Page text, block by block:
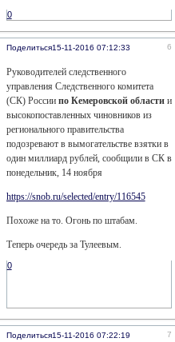
0
Поделиться 6
15-11-2016 07:12:33
Руководителей следственного
управления Следственного комитета
(СК) России по Кемеровской области и
высокопоставленных чиновников из
регионального правительства
подозревают в вымогательстве взятки в
один миллиард рублей, сообщили в СК в
понедельник, 14 ноября
https://snob.ru/selected/entry/116545
Похоже на то. Огонь по штабам.
Теперь очередь за Тулеевым.
0
Поделиться 7
15-11-2016 07:22:19